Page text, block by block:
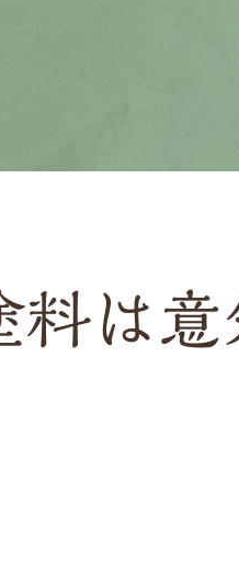
料は意